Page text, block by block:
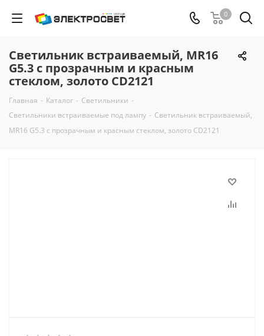
0
Светильник встраиваемый, MR16
G5.3 с прозрачным и красным
стеклом, золото CD2121
Главная - Каталог - Светильники -
Светильники встраиваемые под лампу - Светильник встраиваемый,
MR16 G5.3 с прозрачным и красным стеклом, золото CD2121